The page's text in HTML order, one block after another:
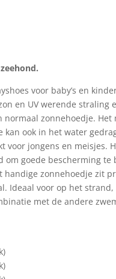
voor baby’s en
en UV werende straling
zonnehoedje. Het
ook in het water
voor jongens en meisjes.
om goede bescherming te
zonnehoedje zit
Ideaal voor op het
met de andere